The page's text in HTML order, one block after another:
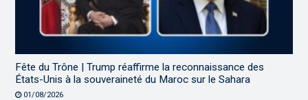
Fête du Trône | Trump réaffirme la reconnaissance des
États-Unis à la souveraineté du Maroc sur le Sahara
01/08/2026